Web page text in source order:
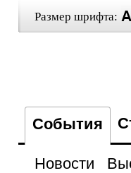
Размер шрифта:
События
Новости